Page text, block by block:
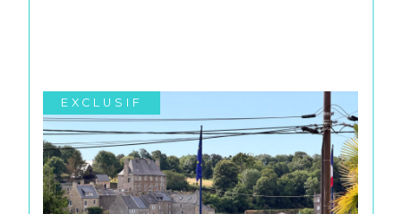
EXCLUSIF